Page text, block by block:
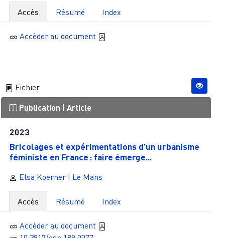
Accès Résumé Index
Accèder au document
Fichier
Publication | Article
2023
Bricolages et expérimentations d’un urbanisme
féministe en France : faire émerge...
Elsa Koerner| Le Mans
Accès Résumé Index
Accèder au document